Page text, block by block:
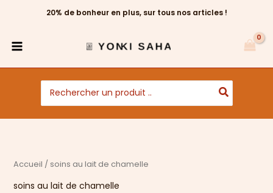
20% de bonheur en plus, sur tous nos articles !
Search
for:
Accueil / soins au lait de chamelle
soins au lait de chamelle
du
plus